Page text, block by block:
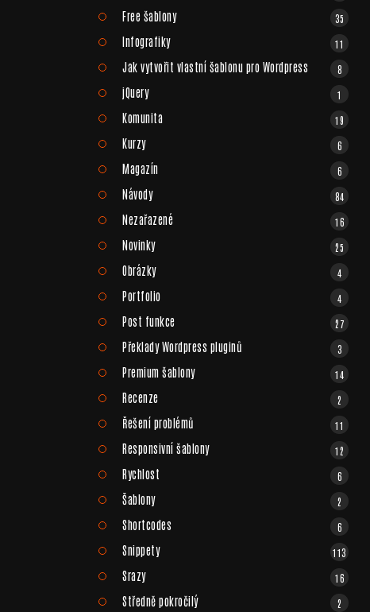
Free šablony 35
Infografiky 11
Jak vytvořit vlastní šablonu pro Wordpress 8
jQuery 1
Komunita 19
Kurzy 6
Magazín 6
Návody 84
Nezařazené 16
Novinky 25
Obrázky 4
Portfolio 4
Post funkce 27
Překlady Wordpress pluginů 3
Premium šablony 14
Recenze 2
Řešení problémů 11
Responsivní šablony 12
Rychlost 6
Šablony 2
Shortcodes 6
Snippety 113
Srazy 16
Středně pokročilý 2